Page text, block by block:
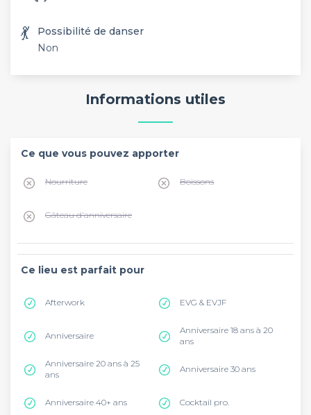
💃
Possibilité de danser
Non
Informations utiles
Ce que vous pouvez apporter
Nourriture Boissons
Gâteau d'anniversaire
Ce lieu est parfait pour
Afterwork EVG & EVJF
Anniversaire
Anniversaire 18 ans à 20
ans
Anniversaire 20 ans à 25
ans
Anniversaire 30 ans
Anniversaire 40+ ans Cocktail pro.